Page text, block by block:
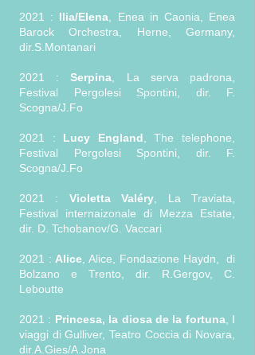
2021 : Ilia/Elena , Enea in Caonia, Enea
Barock Orchestra, Herne, Germany,
dir.S.Montanari
2021 :Serpina , La serva padrona,
Festival Pergolesi Spontini, dir. F.
Scogna/J.Fo
2021 : Lucy England , The telephone,
Festival Pergolesi Spontini, dir. F.
Scogna/J.Fo
2021 : Violetta Valéry , La Traviata,
Festival internaizonale di Mezza Estate,
dir. D. Tchobanov/G. Vaccari
2021 : Alice , Alice, Fondazione Haydn, di
Bolzano e Trento, dir. R.Gergov, C.
Leboutte
2021 : Princesa, la diosa de la fortuna, I
viaggi di Gulliver, Teatro Coccia di Novara,
dir.A.Gies/A.Jona